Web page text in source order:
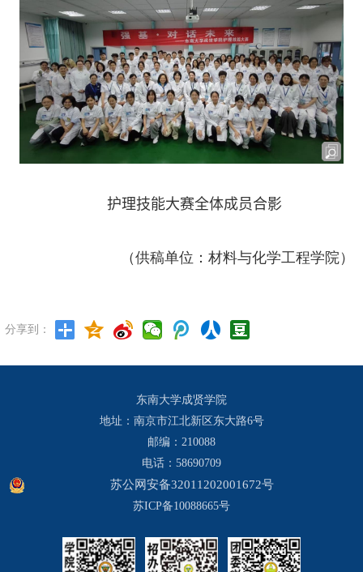
护理技能大赛全体成员合影
（供稿单位：材料与化学工程学院）
分享到：
东南大学成贤学院
地址：南京市江北新区东大路6号
邮编：210088
电话：58690709
苏公网安备32011202001672号
苏ICP备10088665号